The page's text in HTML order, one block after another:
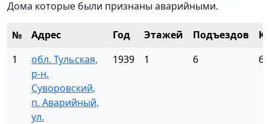
Дома которые были признаны аварийными.
№ Адрес Год Этажей Подъездов
1
обл. Тульская,
р-н.
Суворовский,
п. Аварийный,
ул.
1939 1 6 6